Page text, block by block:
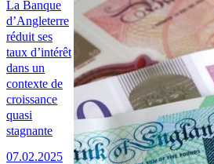
La Banque
d’Angleterre
réduit ses
taux d’intérêt
dans un
contexte de
croissance
quasi
stagnante
07.02.2025